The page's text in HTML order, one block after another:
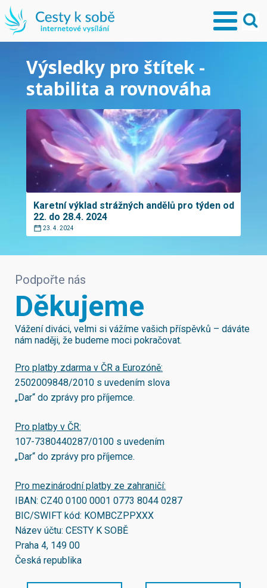
Výsledky pro štítek -
stabilita a rovnováha
Karetní výklad strážných andělů pro týden od
22. do 28.4. 2024
23. 4. 2024
Podpořte nás
Děkujeme
Vážení diváci, velmi si vážíme vašich příspěvků – dáváte
nám naději, že budeme moci pokračovat.
Pro platby zdarma v ČR a Eurozóně:
2502009848/2010 s uvedením slova
„Dar“ do zprávy pro příjemce.
Pro platby v ČR:
107-7380440287/0100 s uvedením
„Dar“ do zprávy pro příjemce.
Pro mezinárodní platby ze zahraničí:
IBAN: CZ40 0100 0001 0773 8044 0287
BIC/SWIFT kód: KOMBCZPPXXX
Název účtu: CESTY K SOBĚ
Praha 4, 149 00
Česká republika